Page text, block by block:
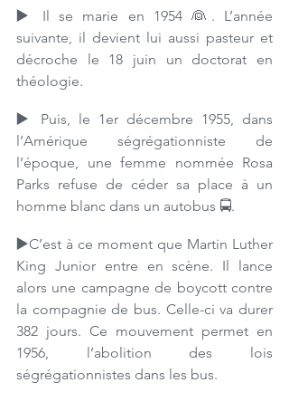
▶️ Il se marie en 1954 👰. L’année
suivante, il devient lui aussi pasteur et
décroche le 18 juin un doctorat en
théologie.
▶️ Puis, le 1er décembre 1955, dans
l’Amérique ségrégationniste de
l’époque, une femme nommée Rosa
Parks refuse de céder sa place à un
homme blanc dans un autobus 🚍.
▶️C’est à ce moment que Martin Luther
King Junior entre en scène. Il lance
alors une campagne de boycott contre
la compagnie de bus. Celle-ci va durer
382 jours. Ce mouvement permet en
1956, l’abolition des lois
ségrégationnistes dans les bus.